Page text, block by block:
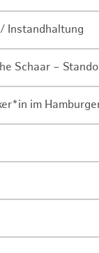
Instandhaltung
Schaar –
im